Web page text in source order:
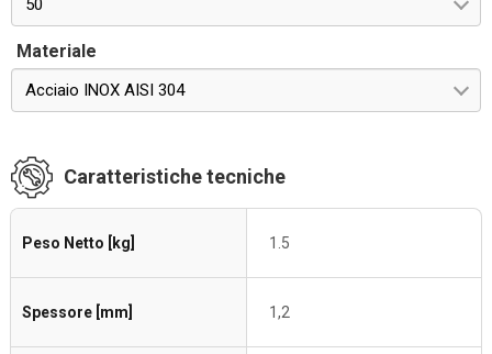
50
Materiale
Acciaio INOX AISI 304
Caratteristiche tecniche
Peso Netto [kg] 1.5
Spessore [mm] 1,2